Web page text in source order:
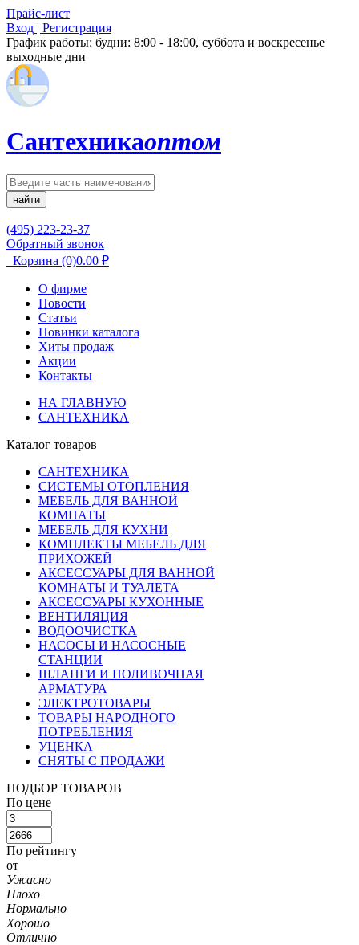
Прайс-лист
Вход | Регистрация
График работы: будни: 8:00 - 18:00, суббота и воскресенье
выходные дни
Сантехникаоптом
найти
(495) 223-23-37
Обратный звонок
Корзина (0)0.00 ₽
О фирме
Новости
Статьи
Новинки каталога
Хиты продаж
Акции
Контакты
НА ГЛАВНУЮ
САНТЕХНИКА
Каталог товаров
САНТЕХНИКА
СИСТЕМЫ ОТОПЛЕНИЯ
МЕБЕЛЬ ДЛЯ ВАННОЙ
КОМНАТЫ
МЕБЕЛЬ ДЛЯ КУХНИ
КОМПЛЕКТЫ МЕБЕЛЬ ДЛЯ
ПРИХОЖЕЙ
АКСЕССУАРЫ ДЛЯ ВАННОЙ
КОМНАТЫ И ТУАЛЕТА
АКСЕССУАРЫ КУХОННЫЕ
ВЕНТИЛЯЦИЯ
ВОДООЧИСТКА
НАСОСЫ И НАСОСНЫЕ
СТАНЦИИ
ШЛАНГИ И ПОЛИВОЧНАЯ
АРМАТУРА
ЭЛЕКТРОТОВАРЫ
ТОВАРЫ НАРОДНОГО
ПОТРЕБЛЕНИЯ
УЦЕНКА
СНЯТЫ С ПРОДАЖИ
ПОДБОР ТОВАРОВ
По цене
По рейтингу
от
Ужасно
Плохо
Нормально
Хорошо
Отлично